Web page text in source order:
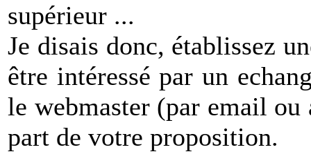
supérieur ...
Je disais donc, établissez
être intéressé par un
le webmaster (par email
part de votre proposition.